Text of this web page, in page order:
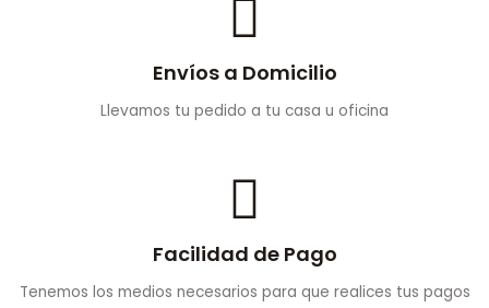
Envíos a Domicilio
Llevamos tu pedido a tu casa u oficina
Facilidad de Pago
Tenemos los medios necesarios para que realices tus pagos